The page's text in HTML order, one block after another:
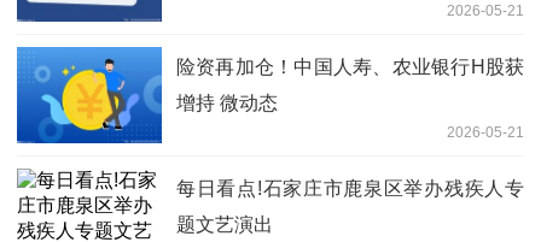
2026-05-21
险资再加仓！中国人寿、农业银行H股获
增持 微动态
2026-05-21
每日看点!石家庄市鹿泉区举办残疾人专
题文艺演出